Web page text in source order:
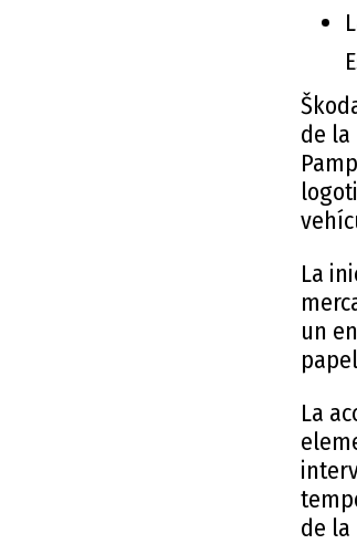
de la
La
un
La
de la